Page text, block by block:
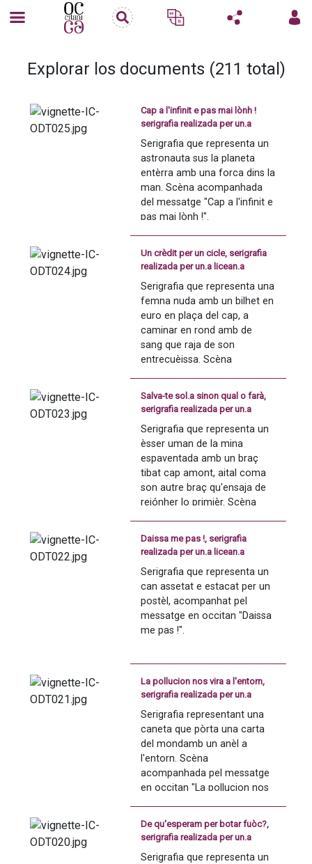
Explorar los documents (211 total)
Cap a l'infinit e pas mai lònh !
serigrafia realizada per un.a
licean.a
Serigrafia que representa un
astronauta sus la planeta
entèrra amb una forca dins la
man. Scèna acompanhada
del messatge "Cap a l'infinit e
pas mai lònh !".
Un crèdit per un cicle, serigrafia
realizada per un.a licean.a
Serigrafia que representa una
femna nuda amb un bilhet en
euro en plaça del cap, a
caminar en rond amb de
sang que raja de son
entrecuèissa. Scèna
en occitan "un crèdit per un
cicle".
Salva-te sol.a sinon qual o farà,
serigrafia realizada per un.a
licean.a
Serigrafia que representa un
èsser uman de la mina
espaventada amb un braç
tibat cap amont, aital coma
son autre braç qu'ensaja de
rejónher lo primièr. Scèna
en occitan "Salva-te sol.a
sinon qual o farà".
Daissa me pas !, serigrafia
realizada per un.a licean.a
Serigrafia que representa un
can assetat e estacat per un
postèl, acompanhat pel
messatge en occitan "Daissa
me pas !".
La pollucion nos vira a l'entorn,
serigrafia realizada per un.a
licean.a
Serigrafia representant una
caneta que pòrta una carta
del mondamb un anèl a
l'entorn. Scèna
acompanhada pel messatge
en occitan "La pollucion nos
De qu'esperam per botar fuòc?,
serigrafia realizada per un.a
licean.a
Serigrafia que representa un